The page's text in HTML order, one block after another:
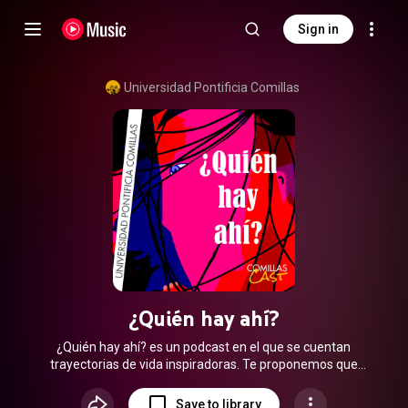
Sign in
Universidad Pontificia Comillas
¿Quién hay ahí?
¿Quién hay ahí? es un podcast en el que se cuentan
trayectorias de vida inspiradoras. Te proponemos que
esta serie de entrevistas de la Universidad Pontificia
Save to library